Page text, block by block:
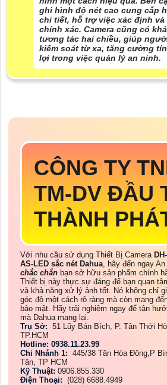
ghi hình độ nét cao cung cấp
chi tiết, hỗ trợ việc xác định và
chính xác. Camera cũng có
tương tác hai chiều, giúp
kiểm soát từ xa, tăng cường
lợi trong việc quản lý an ninh.
CÔNG TY
TM-DV ĐẦU
THÀNH
Với nhu cầu sử dụng Thiết Bị Camera
AS-LED sắc nét Dahua , hãy đến ngay
chắc chắn bạn sở hữu sản phẩm chính
Thiết bị này thực sự đáng để bạn quan
và khả năng xử lý ảnh tốt. Nó không chỉ
góc độ một cách rõ ràng mà còn mang
bảo mật. Hãy trải nghiệm ngay để tận
mà Dahua mang lại.
Trụ Sở: 51 Lũy Bán Bích, P. Tân Thới
TP.HCM
Hotline: 0938.11.23.99
Chi Nhánh 1: 445/38 Tân Hòa Đông,P
Tân, TP HCM
Kỹ Thuật: 0906.855.330
Điện Thoại: (028) 6688.4949